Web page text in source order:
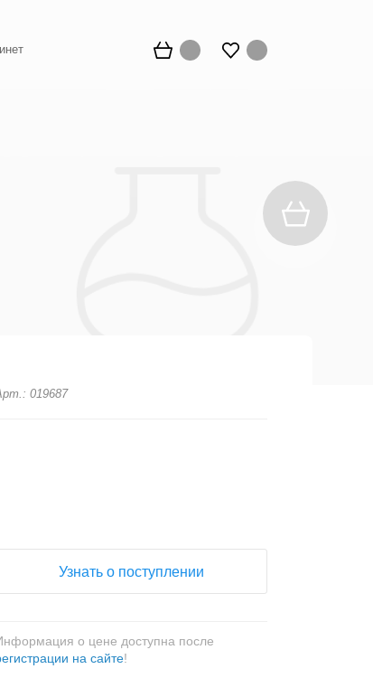
019687
Узнать о поступлении
о цене доступна после
на сайте!